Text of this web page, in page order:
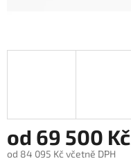
od 69 500 Kč
od 84 095 Kč včetně DPH